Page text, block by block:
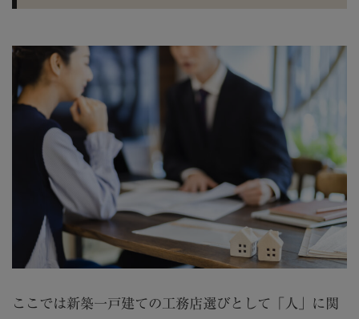
ここでは新築一戸建ての工務店選びとして「人」に関